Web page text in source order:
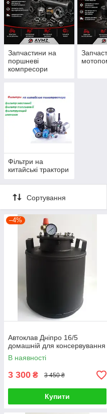
Запчастини на
поршневі
компресори
Фільтри на
китайські трактори
Сортування
–4%
Автоклав Дніпро 16/5
домашній для консервування
В наявності
3 300 ₴ 3 450 ₴
Купити